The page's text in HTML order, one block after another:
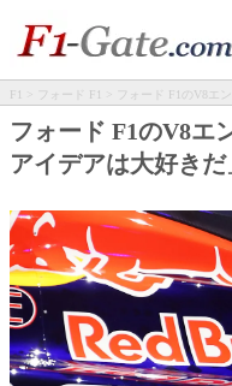
F1 > フォード F1 > フォード F1のV8エ
フォード F1のV8エ
アイデアは大好きだ